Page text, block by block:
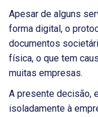
Apesar de alguns
forma digital, o
documentos
física, o que tem
muitas empresas.
A presente decisão,
isoladamente à